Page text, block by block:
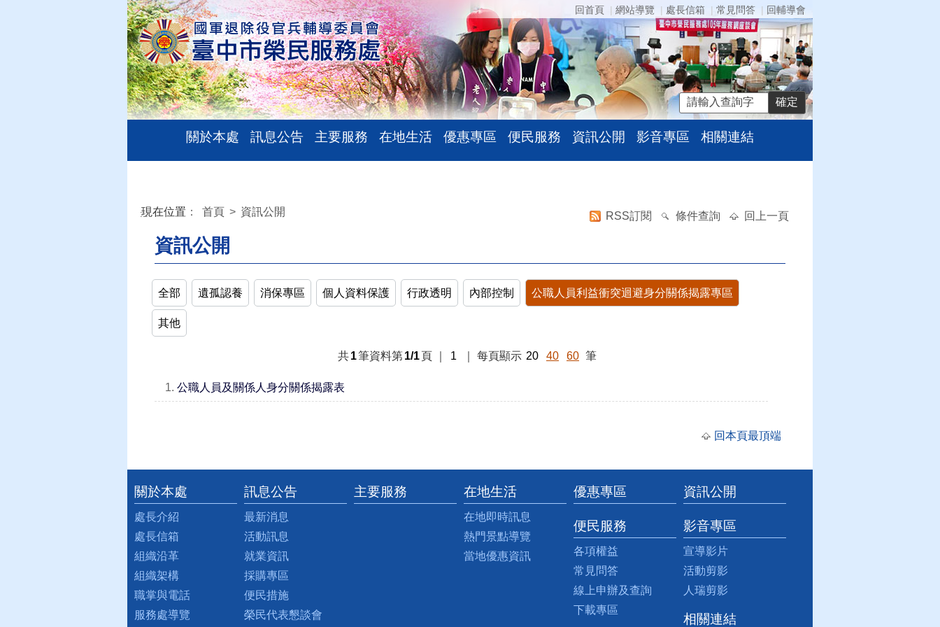
回首頁 網站導覽 處長信箱 常見問答 回輔導會
關於本處 訊息公告 主要服務 在地生活 優惠專區 便民服務 資訊公開 影音專區 相關連結
:::
現在位置 ： 首頁 > 資訊公開 RSS訂閱 條件查詢 回上一頁
資訊公開
全部 遺孤認養 消保專區 個人資料保護 行政透明 內部控制 公職人員利益衝突迴避身分關係揭露專區
其他
共1筆資料第1/1頁 1 每頁顯示 20 40 60 筆
1. 公職人員及關係人身分關係揭露表
回本頁最頂端
:::
關於本處
處長介紹
處長信箱
組織沿革
組織架構
職掌與電話
服務處導覽
訊息公告
最新消息
活動訊息
就業資訊
採購專區
便民措施
榮民代表懇談會
主要服務 在地生活
在地即時訊息
熱門景點導覽
當地優惠資訊
優惠專區 資訊公開
便民服務
各項權益
常見問答
線上申辦及查詢
下載專區
影音專區
宣導影片
活動剪影
人瑞剪影
相關連結